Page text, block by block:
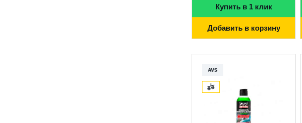
Купить в 1 клик
Добавить в корзину
AVS